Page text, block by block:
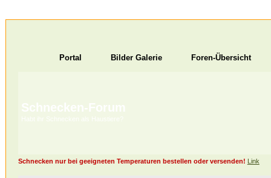
Portal Bilder Galerie Foren-Übersicht
Schnecken-Forum
Habt ihr Schnecken als Haustiere?
Schnecken nur bei geeigneten Temperaturen bestellen oder versenden! Link